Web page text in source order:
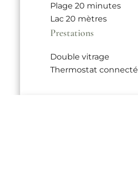
Plage 20 minutes
Lac 20 mètres
Prestations
Double vitrage
Thermostat connecté